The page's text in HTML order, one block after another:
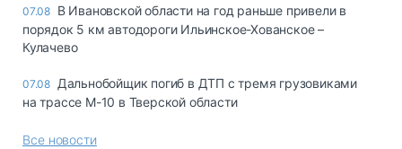
07.08 В Ивановской области на год раньше привели в
порядок 5 км автодороги Ильинское-Хованское –
Кулачево
07.08 Дальнобойщик погиб в ДТП с тремя грузовиками
на трассе М-10 в Тверской области
Все новости